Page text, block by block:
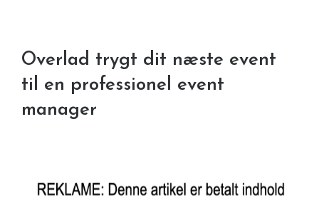
Overlad trygt dit næste event
til en professionel event
manager